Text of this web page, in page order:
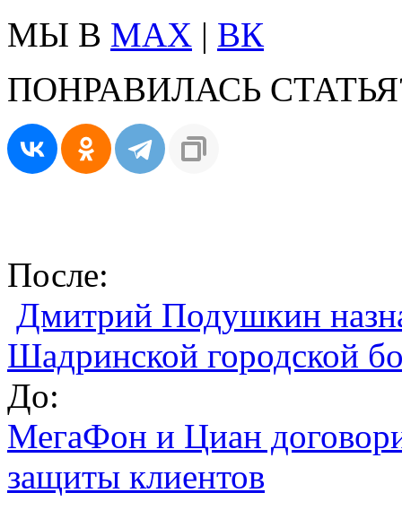
МЫ В MAX | ВК
ПОНРАВИЛАСЬ
После:
Дмитрий Подушкин
Шадринской городской
До:
МегаФон и Циан
защиты клиентов